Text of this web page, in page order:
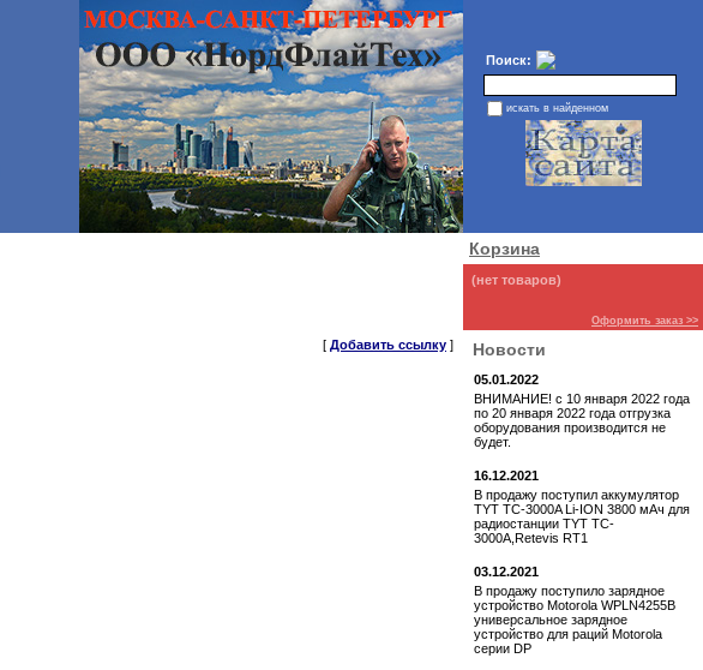
Поиск:
искать в найденном
[ Добавить ссылку ]
Корзина
(нет товаров)
Оформить заказ >>
Новости
05.01.2022
ВНИМАНИЕ! с 10 января 2022 года
по 20 января 2022 года отгрузка
оборудования производится не
будет.
16.12.2021
В продажу поступил аккумулятор
TYT TC-3000A Li-ION 3800 мАч для
радиостанции TYT TC-
3000A,Retevis RT1
03.12.2021
В продажу поступило зарядное
устройство Motorola WPLN4255B
универсальное зарядное
устройство для раций Motorola
серии DP